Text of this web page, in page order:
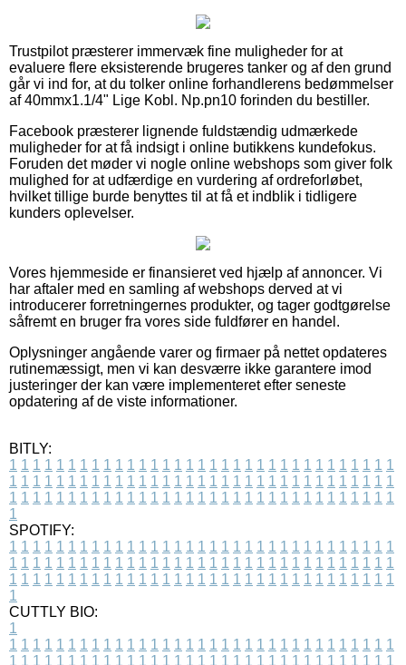
Trustpilot præsterer immervæk fine muligheder for at
evaluere flere eksisterende brugeres tanker og af den grund
går vi ind for, at du tolker online forhandlerens bedømmelser
af 40mmx1.1/4" Lige Kobl. Np.pn10 forinden du bestiller.
Facebook præsterer lignende fuldstændig udmærkede
muligheder for at få indsigt i online butikkens kundefokus.
Foruden det møder vi nogle online webshops som giver folk
mulighed for at udfærdige en vurdering af ordreforløbet,
hvilket tillige burde benyttes til at få et indblik i tidligere
kunders oplevelser.
Vores hjemmeside er finansieret ved hjælp af annoncer. Vi
har aftaler med en samling af webshops derved at vi
introducerer forretningernes produkter, og tager godtgørelse
såfremt en bruger fra vores side fuldfører en handel.
Oplysninger angående varer og firmaer på nettet opdateres
rutinemæssigt, men vi kan desværre ikke garantere imod
justeringer der kan være implementeret efter seneste
opdatering af de viste informationer.
BITLY:
1 1 1 1 1 1 1 1 1 1 1 1 1 1 1 1 1 1 1 1 1 1 1 1 1 1 1 1 1 1 1 1 1
1 1 1 1 1 1 1 1 1 1 1 1 1 1 1 1 1 1 1 1 1 1 1 1 1 1 1 1 1 1 1 1 1
1 1 1 1 1 1 1 1 1 1 1 1 1 1 1 1 1 1 1 1 1 1 1 1 1 1 1 1 1 1 1 1 1
1
SPOTIFY:
1 1 1 1 1 1 1 1 1 1 1 1 1 1 1 1 1 1 1 1 1 1 1 1 1 1 1 1 1 1 1 1 1
1 1 1 1 1 1 1 1 1 1 1 1 1 1 1 1 1 1 1 1 1 1 1 1 1 1 1 1 1 1 1 1 1
1 1 1 1 1 1 1 1 1 1 1 1 1 1 1 1 1 1 1 1 1 1 1 1 1 1 1 1 1 1 1 1 1
1
CUTTLY BIO:
1
1 1 1 1 1 1 1 1 1 1 1 1 1 1 1 1 1 1 1 1 1 1 1 1 1 1 1 1 1 1 1 1 1
1 1 1 1 1 1 1 1 1 1 1 1 1 1 1 1 1 1 1 1 1 1 1 1 1 1 1 1 1 1 1 1 1